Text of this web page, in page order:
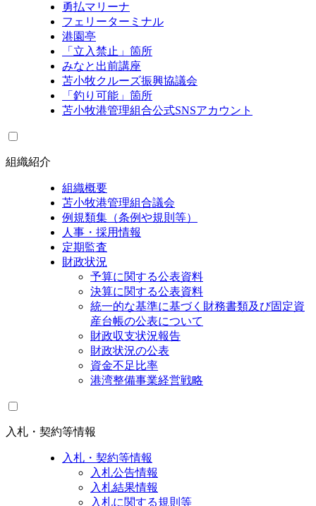
勇払マリーナ
フェリーターミナル
港園亭
「立入禁止」箇所
みなと出前講座
苫小牧クルーズ振興協議会
「釣り可能」箇所
苫小牧港管理組合公式SNSアカウント
組織紹介
組織概要
苫小牧港管理組合議会
例規類集（条例や規則等）
人事・採用情報
定期監査
財政状況
予算に関する公表資料
決算に関する公表資料
統一的な基準に基づく財務書類及び固定資
産台帳の公表について
財政収支状況報告
財政状況の公表
資金不足比率
港湾整備事業経営戦略
入札・契約等情報
入札・契約等情報
入札公告情報
入札結果情報
入札に関する規則等